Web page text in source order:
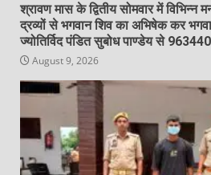
श्रावण मास के द्वितीय सोमवार में विभिन्न
द्रव्यों से भगवान शिव का अभिषेक कर
ज्योतिर्विद पंडित सुबोध पाण्डेय से
August 9, 2026